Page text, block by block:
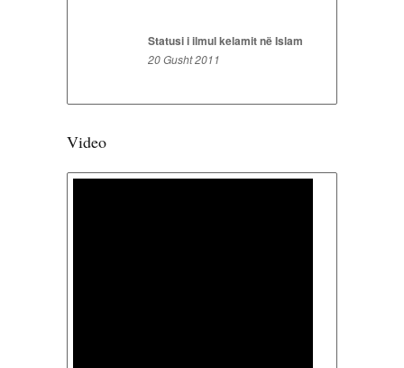
Statusi i ilmul kelamit në Islam
20 Gusht 2011
Video